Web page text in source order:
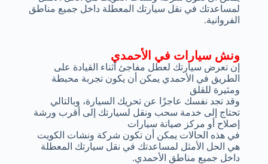
لمساعدتك في نقل سيارتك المعطلة داخل جميع مناطق
الفروانية.
ونش سيارات في الأحمدي
إن تعرض سيارتك لعطل مفاجئ أثناء القيادة على
الطريق في الأحمدي يمكن أن يكون تجربة محبطة
ومثيرة للقلق
وقد تجد نفسك عاجزًا عن تحريك السيارة، وبالتالي
تحتاج إلى خدمة سحب ونقل لسيارتك إلى أقرب ورشة
إصلاح أو مركز صيانة سيارات
في هذه الحالات يمكن أن تكون شركة ونشات الكويت
هي الحل الأمثل لمساعدتك في نقل سيارتك المعطلة
داخل جميع مناطق الأحمدي.